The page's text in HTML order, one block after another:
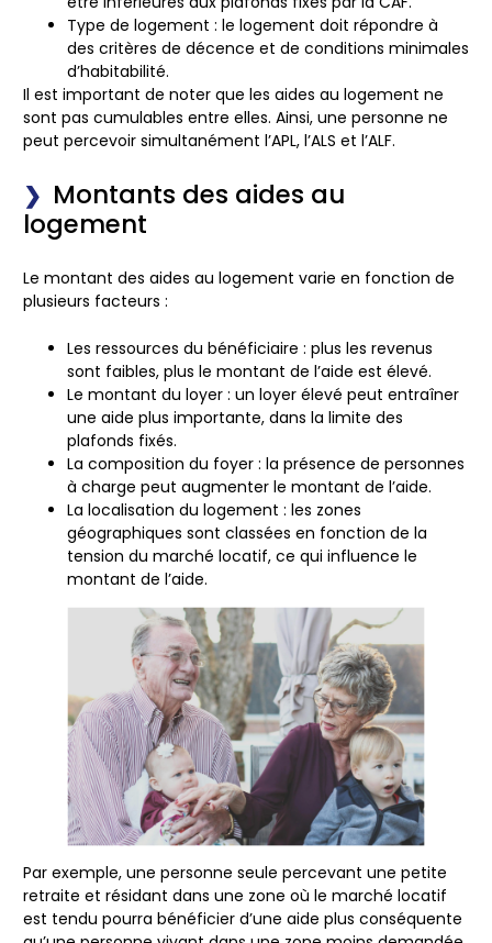
Type de logement : le logement doit répondre à
des critères de décence et de conditions minimales
d’habitabilité.
Il est important de noter que les aides au logement ne
sont pas cumulables entre elles. Ainsi, une personne ne
peut percevoir simultanément l’APL, l’ALS et l’ALF.
Montants des aides au
logement
Le montant des aides au logement varie en fonction de
plusieurs facteurs :
Les ressources du bénéficiaire : plus les revenus
sont faibles, plus le montant de l’aide est élevé.
Le montant du loyer : un loyer élevé peut entraîner
une aide plus importante, dans la limite des
plafonds fixés.
La composition du foyer : la présence de personnes
à charge peut augmenter le montant de l’aide.
La localisation du logement : les zones
géographiques sont classées en fonction de la
tension du marché locatif, ce qui influence le
montant de l’aide.
Par exemple, une personne seule percevant une petite
retraite et résidant dans une zone où le marché locatif
est tendu pourra bénéficier d’une aide plus conséquente